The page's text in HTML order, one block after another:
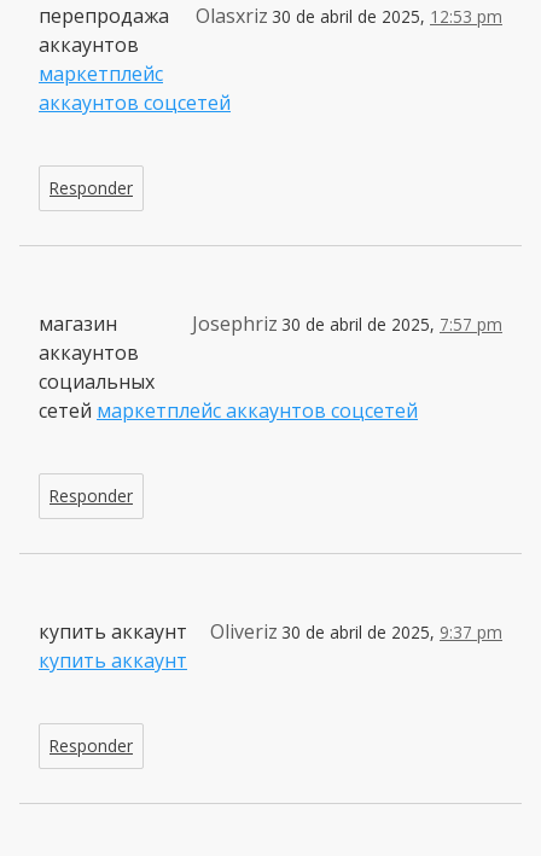
Olasxriz 30 de abril de 2025, 12:53 pm
перепродажа
аккаунтов
маркетплейс
аккаунтов соцсетей
Responder
Josephriz 30 de abril de 2025, 7:57 pm
магазин
аккаунтов
социальных
сетей маркетплейс аккаунтов соцсетей
Responder
Oliveriz 30 de abril de 2025, 9:37 pm
купить аккаунт
купить аккаунт
Responder